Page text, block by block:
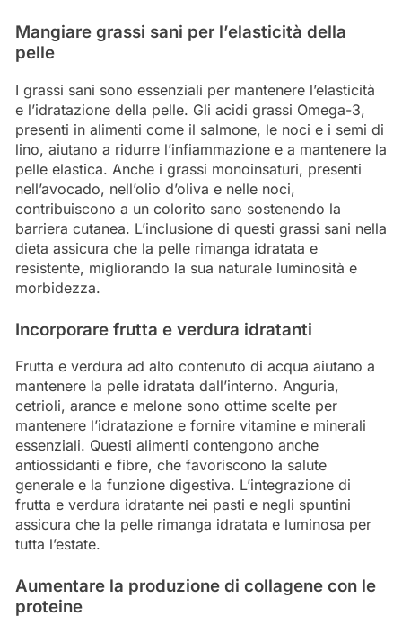
Mangiare grassi sani per l’elasticità della
pelle
I grassi sani sono essenziali per mantenere l’elasticità
e l’idratazione della pelle. Gli acidi grassi Omega-3,
presenti in alimenti come il salmone, le noci e i semi di
lino, aiutano a ridurre l’infiammazione e a mantenere la
pelle elastica. Anche i grassi monoinsaturi, presenti
nell’avocado, nell’olio d’oliva e nelle noci,
contribuiscono a un colorito sano sostenendo la
barriera cutanea. L’inclusione di questi grassi sani nella
dieta assicura che la pelle rimanga idratata e
resistente, migliorando la sua naturale luminosità e
morbidezza.
Incorporare frutta e verdura idratanti
Frutta e verdura ad alto contenuto di acqua aiutano a
mantenere la pelle idratata dall’interno. Anguria,
cetrioli, arance e melone sono ottime scelte per
mantenere l’idratazione e fornire vitamine e minerali
essenziali. Questi alimenti contengono anche
antiossidanti e fibre, che favoriscono la salute
generale e la funzione digestiva. L’integrazione di
frutta e verdura idratante nei pasti e negli spuntini
assicura che la pelle rimanga idratata e luminosa per
tutta l’estate.
Aumentare la produzione di collagene con le
proteine